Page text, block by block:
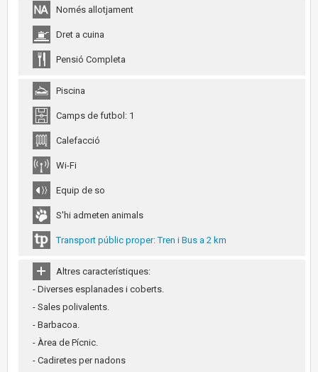
Només allotjament
Dret a cuina
Pensió Completa
Piscina
Camps de futbol: 1
Calefacció
Wi-Fi
Equip de so
S'hi admeten animals
Transport públic proper: Tren i Bus a 2 km
Altres característiques:
- Diverses esplanades i coberts.
- Sales polivalents.
- Barbacoa.
- Àrea de Pícnic.
- Cadiretes per nadons